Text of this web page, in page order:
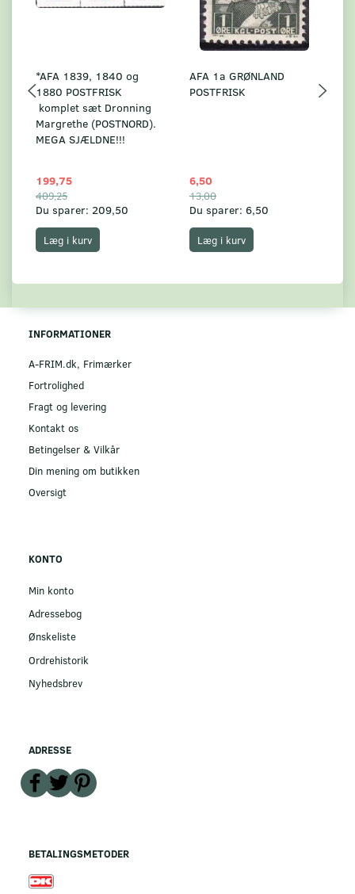
*AFA 1839, 1840 og
1880 POSTFRISK
komplet sæt Dronning
Margrethe (POSTNORD).
MEGA SJÆLDNE!!!
199,75
409,25
Du sparer: 209,50
Læg i kurv
AFA 1a GRØNLAND
POSTFRISK
6,50
13,00
Du sparer: 6,50
Læg i kurv
INFORMATIONER
A-FRIM.dk, Frimærker
Fortrolighed
Fragt og levering
Kontakt os
Betingelser & Vilkår
Din mening om butikken
Oversigt
KONTO
Min konto
Adressebog
Ønskeliste
Ordrehistorik
Nyhedsbrev
ADRESSE
BETALINGSMETODER